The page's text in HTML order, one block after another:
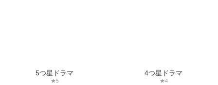
5つ星ドラマ
★5
4つ星ドラマ
★4